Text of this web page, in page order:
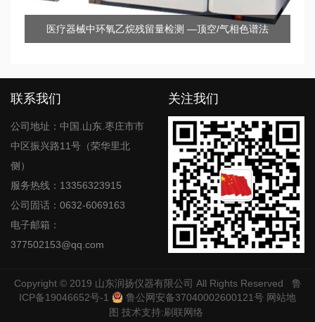
医疗器械中环氧乙烷残留量检测 —顶空/气相色谱法
联系我们
公司地址：中国.山东.枣庄市市
中区振兴路11号（荣华里北
侧）
服务热线：13356323915
公司固话：0632-6069163
电子邮箱：
377502153@qq.com
关注我们
Copyright © 2019 山东润扬仪器有限公司 All Rights Reserved 鲁
ICP备19046652号-1
鲁公网安备37040002600121号 网站地
图 技术支持:刷联网络